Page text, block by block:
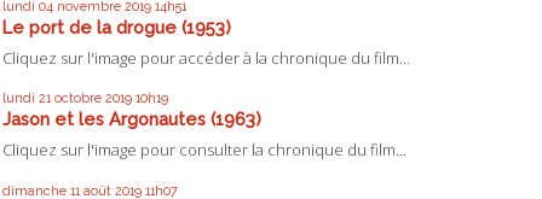
lundi 04 novembre 2019 14h51
Le port de la drogue (1953)
Cliquez sur l'image pour accéder à la chronique du film...
lundi 21 octobre 2019 10h19
Jason et les Argonautes (1963)
Cliquez sur l'image pour consulter la chronique du film...
dimanche 11 août 2019 11h07